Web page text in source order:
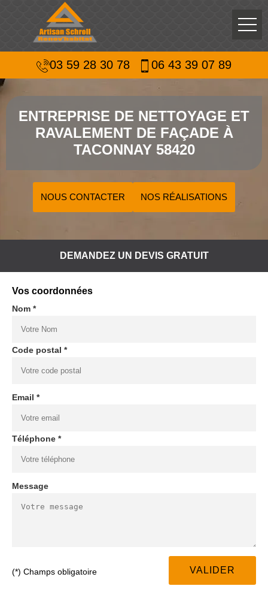
03 59 28 30 78 06 43 39 07 89
ENTREPRISE DE NETTOYAGE ET
RAVALEMENT DE FAÇADE À
TACONNAY 58420
NOUS CONTACTER NOS RÉALISATIONS
DEMANDEZ UN DEVIS GRATUIT
Vos coordonnées
Nom *
Code postal *
Email *
Téléphone *
Message
(*) Champs obligatoire